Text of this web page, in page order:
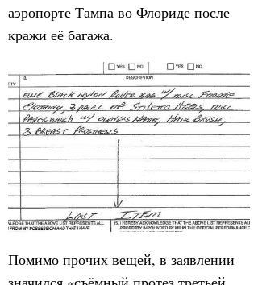
аэропорте Тампа во Флориде после
кражи её багажа.
Помимо прочих вещей, в заявлении